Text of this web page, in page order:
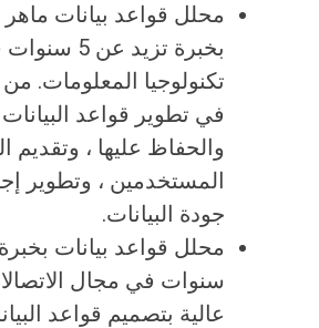
محلل قواعد بيانات ماهر
بخبرة تزيد
تكنولوجيا المعلومات.
في تطوير قواعد البيانات
والحفاظ عليها ، وتقديم
المستخدمين ، وتطوير
جودة البيانات.
سنوات في مجال
عالية بتصميم قواعد